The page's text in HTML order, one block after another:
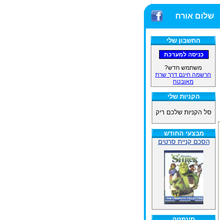
שלום אורח
החשבון שלי
משתמש חדש?
הרשמה חינם דרך שרת
מאובטח
הקניות שלי
סל הקניות שלכם ריק
מבצעי החודש
הסכם קניית סרטים